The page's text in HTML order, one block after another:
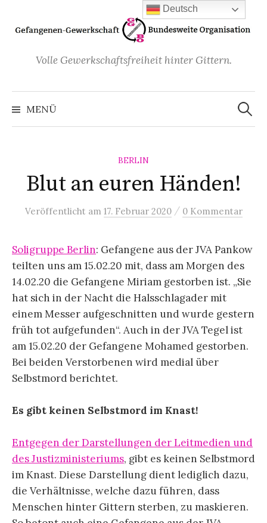
Inhalt
überspringen
Volle Gewerkschaftsfreiheit hinter Gittern.
MENÜ
Suchen
nach:
BERLIN
Blut an euren Händen!
Veröffentlicht am 17. Februar 2020 / 0 Kommentar
Soligruppe Berlin: Gefangene aus der JVA Pankow
teilten uns am 15.02.20 mit, dass am Morgen des
14.02.20 die Gefangene Miriam gestorben ist. „Sie
hat sich in der Nacht die Halsschlagader mit
einem Messer aufgeschnitten und wurde gestern
früh tot aufgefunden“. Auch in der JVA Tegel ist
am 15.02.20 der Gefangene Mohamed gestorben.
Bei beiden Verstorbenen wird medial über
Selbstmord berichtet.
Es gibt keinen Selbstmord im Knast!
Entgegen der Darstellungen der Leitmedien und
des Justizministeriums, gibt es keinen Selbstmord
im Knast. Diese Darstellung dient lediglich dazu,
die Verhältnisse, welche dazu führen, dass
Menschen hinter Gittern sterben, zu maskieren.
Deutsch